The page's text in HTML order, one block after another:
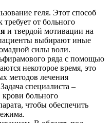
геля. Этот способ
требует от больного
и твердой мотивации на
выбирают иные
силы воли.
ряда с помощью
некоторое время, это
методов лечения
специалиста –
больного
чтобы обеспечить